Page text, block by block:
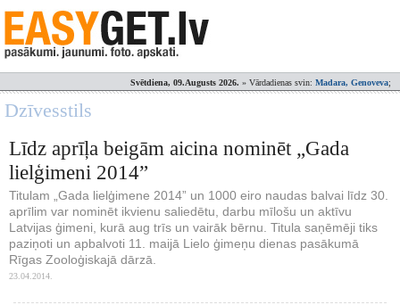
Svētdiena, 09.Augusts 2026. » Vārdadienas svin: Madara, Genoveva;
Dzīvesstils
Līdz aprīļa beigām aicina nominēt „Gada
lielģimeni 2014”
Titulam „Gada lielģimene 2014” un 1000 eiro naudas balvai līdz 30.
aprīlim var nominēt ikvienu saliedētu, darbu mīlošu un aktīvu
Latvijas ģimeni, kurā aug trīs un vairāk bērnu. Titula saņēmēji tiks
paziņoti un apbalvoti 11. maijā Lielo ģimeņu dienas pasākumā
Rīgas Zooloģiskajā dārzā.
23.04.2014.